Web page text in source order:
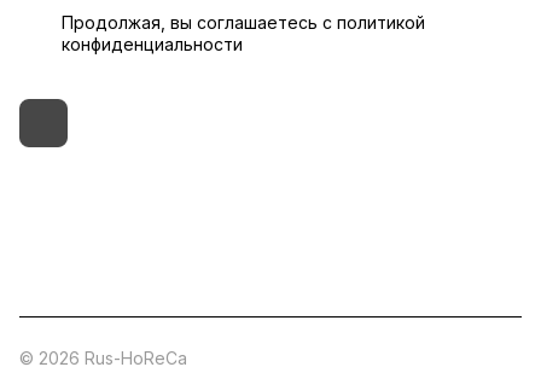
Продолжая, вы соглашаетесь с политикой
конфиденциальности
© 2026 Rus-HoReCa